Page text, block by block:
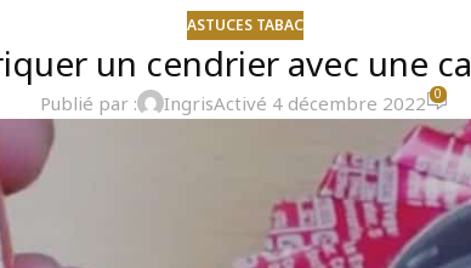
ASTUCES TABAC
un cendrier avec une
Publié par : IngrisActivé 4 décembre 2022 0